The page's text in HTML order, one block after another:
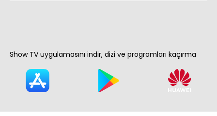
Show TV uygulamasını indir, dizi ve programları kaçırma